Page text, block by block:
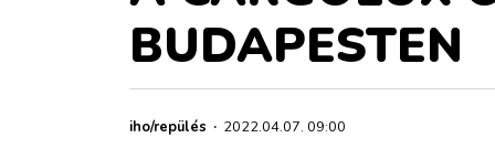
KÖZLEKEDÉSFEJLESZTÉS
ELLÁTÁSI LÁNC
BUDAPESTEN
iho/repülés · 2022.04.07. 09:00